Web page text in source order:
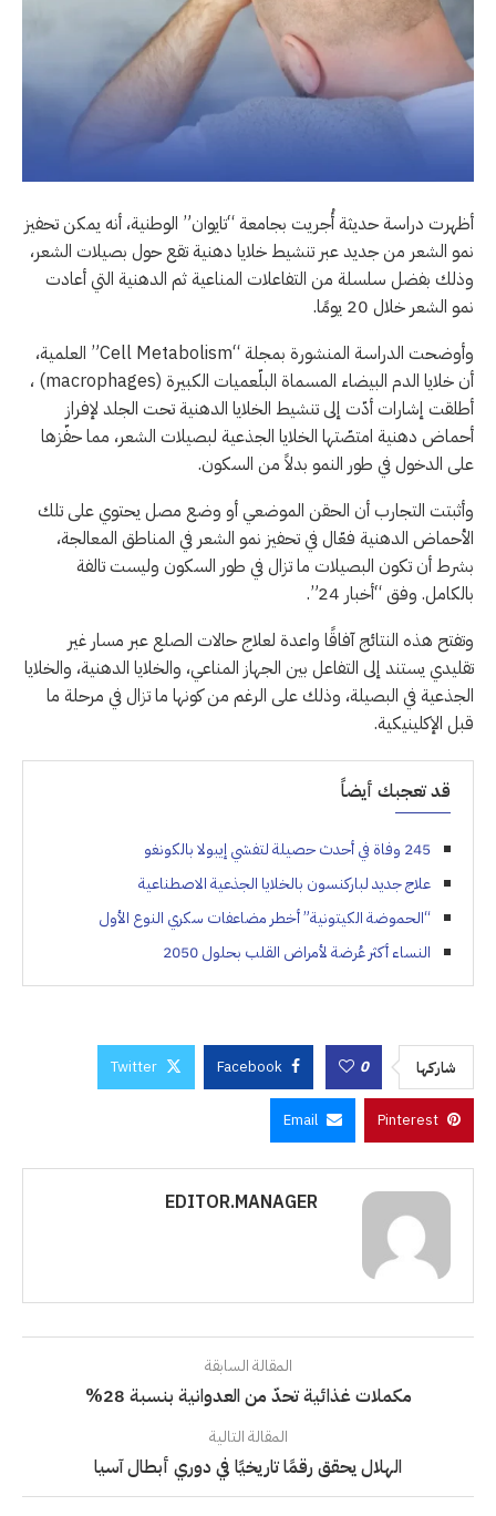
أظهرت دراسة حديثة أُجريت بجامعة “تايوان” الوطنية، أنه يمكن تحفيز
نمو الشعر من جديد عبر تنشيط خلايا دهنية تقع حول بصيلات الشعر،
وذلك بفضل سلسلة من التفاعلات المناعية ثم الدهنية التي أعادت
نمو الشعر خلال 20 يومًا.
وأوضحت الدراسة المنشورة بمجلة “Cell Metabolism” العلمية،
أن خلايا الدم البيضاء المسماة البلّعميات الكبيرة (macrophages) ،
أطلقت إشارات أدّت إلى تنشيط الخلايا الدهنية تحت الجلد لإفراز
أحماض دهنية امتصّتها الخلايا الجذعية لبصيلات الشعر، مما حفّزها
على الدخول في طور النمو بدلاً من السكون.
وأثبتت التجارب أن الحقن الموضعي أو وضع مصل يحتوي على تلك
الأحماض الدهنية فعّال في تحفيز نمو الشعر في المناطق المعالجة،
بشرط أن تكون البصيلات ما تزال في طور السكون وليست تالفة
بالكامل. وفق “أخبار 24”.
وتفتح هذه النتائج آفاقًا واعدة لعلاج حالات الصلع عبر مسار غير
تقليدي يستند إلى التفاعل بين الجهاز المناعي، والخلايا الدهنية، والخلايا
الجذعية في البصيلة، وذلك على الرغم من كونها ما تزال في مرحلة ما
قبل الإكلينيكية.
قد تعجبك أيضاً
245 وفاة في أحدث حصيلة لتفشي إيبولا بالكونغو
علاج جديد لباركنسون بالخلايا الجذعية الاصطناعية
“الحموضة الكيتونية” أخطر مضاعفات سكري النوع الأول
النساء أكثر عُرضة لأمراض القلب بحلول 2050
شاركها 0
Facebook
Twitter
Pinterest
Email
EDITOR.MANAGER
المقالة السابقة
مكملات غذائية تحدّ من العدوانية بنسبة 28%
المقالة التالية
الهلال يحقق رقمًا تاريخيًا في دوري أبطال آسيا